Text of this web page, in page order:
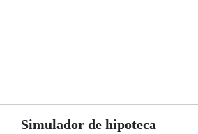
Simulador de hipoteca